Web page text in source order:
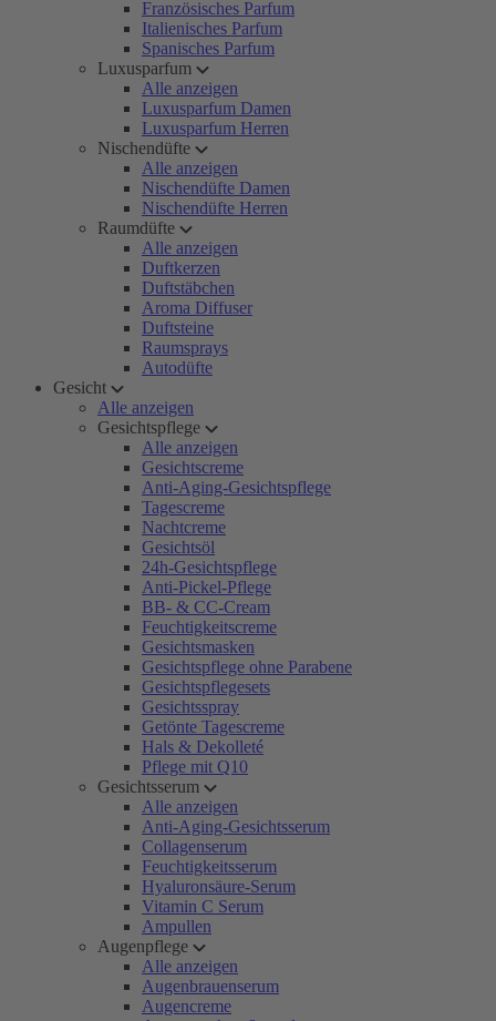
Französisches Parfum
Italienisches Parfum
Spanisches Parfum
Luxusparfum
Alle anzeigen
Luxusparfum Damen
Luxusparfum Herren
Nischendüfte
Alle anzeigen
Nischendüfte Damen
Nischendüfte Herren
Raumdüfte
Alle anzeigen
Duftkerzen
Duftstäbchen
Aroma Diffuser
Duftsteine
Raumsprays
Autodüfte
Gesicht
Alle anzeigen
Gesichtspflege
Alle anzeigen
Gesichtscreme
Anti-Aging-Gesichtspflege
Tagescreme
Nachtcreme
Gesichtsöl
24h-Gesichtspflege
Anti-Pickel-Pflege
BB- & CC-Cream
Feuchtigkeitscreme
Gesichtsmasken
Gesichtspflege ohne Parabene
Gesichtspflegesets
Gesichtsspray
Getönte Tagescreme
Hals & Dekolleté
Pflege mit Q10
Gesichtsserum
Alle anzeigen
Anti-Aging-Gesichtsserum
Collagenserum
Feuchtigkeitsserum
Hyaluronsäure-Serum
Vitamin C Serum
Ampullen
Augenpflege
Alle anzeigen
Augenbrauenserum
Augencreme